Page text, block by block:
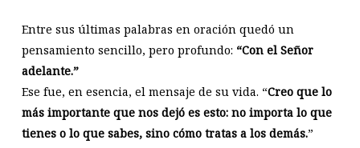
Entre sus últimas palabras en oración quedó un
pensamiento sencillo, pero profundo: “Con el Señor
adelante.”
Ese fue, en esencia, el mensaje de su vida. “Creo que lo
más importante que nos dejó es esto: no importa lo que
tienes o lo que sabes, sino cómo tratas a los demás.”